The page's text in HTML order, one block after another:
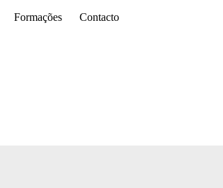
Formações Contacto